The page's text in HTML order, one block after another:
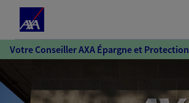
Accéder
au
Accéder
Votre Conseiller AXA Épargne et Protection